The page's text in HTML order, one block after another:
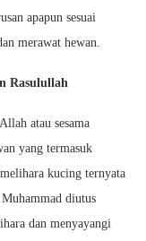
apapun sesuai
merawat hewan.
Rasulullah
atau sesama
yang termasuk
kucing ternyata
diutus
dan menyayangi